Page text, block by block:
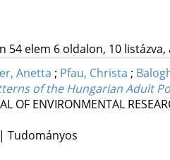
54 elem 6 oldalon, 10
Anetta ; Pfau, Christa ;
of the Hungarian Adult
OF ENVIRONMENTAL
Tudományos